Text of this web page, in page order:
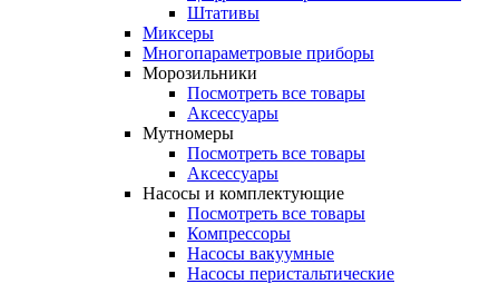
Штативы
Миксеры
Многопараметровые приборы
Морозильники
Посмотреть все товары
Аксессуары
Мутномеры
Посмотреть все товары
Аксессуары
Насосы и комплектующие
Посмотреть все товары
Компрессоры
Насосы вакуумные
Насосы перистальтические